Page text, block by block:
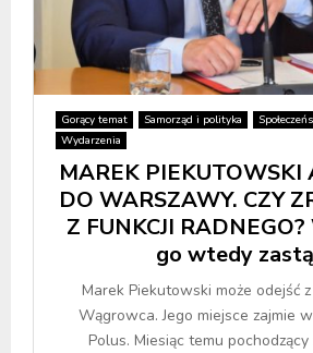
Gorący temat Samorząd i polityka
Wydarzenia
MAREK PIEKUTOWSKI
DO WARSZAWY. CZY
Z FUNKCJI
go wtedy
Marek Piekutowski może odejść
Wągrowca. Jego miejsce zajmie
Polus. Miesiąc temu